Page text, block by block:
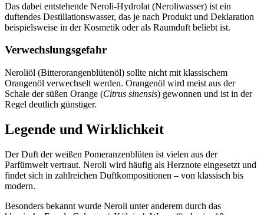
Das dabei entstehende Neroli-Hydrolat (Neroliwasser) ist ein
duftendes Destillationswasser, das je nach Produkt und Deklaration
beispielsweise in der Kosmetik oder als Raumduft beliebt ist.
Verwechslungsgefahr
Neroliöl (Bitterorangenblütenöl) sollte nicht mit klassischem
Orangenöl verwechselt werden. Orangenöl wird meist aus der
Schale der süßen Orange (Citrus sinensis) gewonnen und ist in der
Regel deutlich günstiger.
Legende und Wirklichkeit
Der Duft der weißen Pomeranzenblüten ist vielen aus der
Parfümwelt vertraut. Neroli wird häufig als Herznote eingesetzt und
findet sich in zahlreichen Duftkompositionen – von klassisch bis
modern.
Besonders bekannt wurde Neroli unter anderem durch das